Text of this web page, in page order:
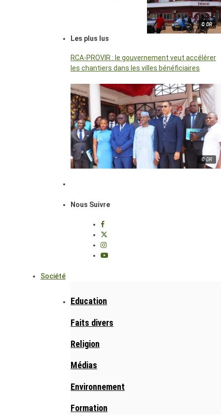
© DR
Les plus lus
RCA-PROVIR : le gouvernement veut accélérer
les chantiers dans les villes bénéficiaires
© DR
Nous Suivre
Société
Education
Faits divers
Religion
Médias
Environnement
Formation